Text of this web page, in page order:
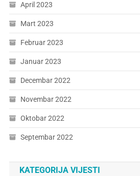
April 2023
Mart 2023
Februar 2023
Januar 2023
Decembar 2022
Novembar 2022
Oktobar 2022
Septembar 2022
KATEGORIJA VIJESTI